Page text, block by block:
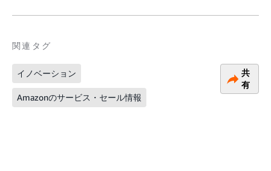
関連タグ
イノベーション
Amazonのサービス・セール情報
共
有